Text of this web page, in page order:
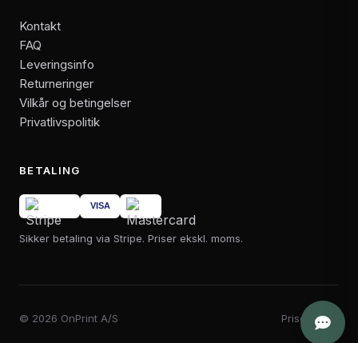
Kontakt
FAQ
Leveringsinfo
Returneringer
Vilkår og betingelser
Privatlivspolitik
BETALING
Sikker betaling via Stripe. Priser ekskl. moms.
© 2026 OnPrint A/S Priser i DKK